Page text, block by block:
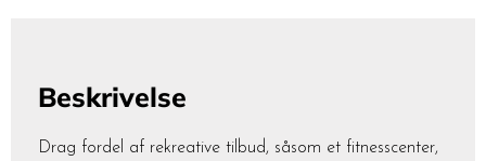
Beskrivelse
Drag fordel af rekreative tilbud, såsom et fitnesscenter,